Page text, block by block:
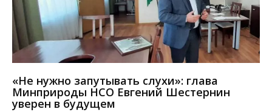
«Не нужно запутывать слухи»: глава
Минприроды НСО Евгений Шестернин
уверен в будущем